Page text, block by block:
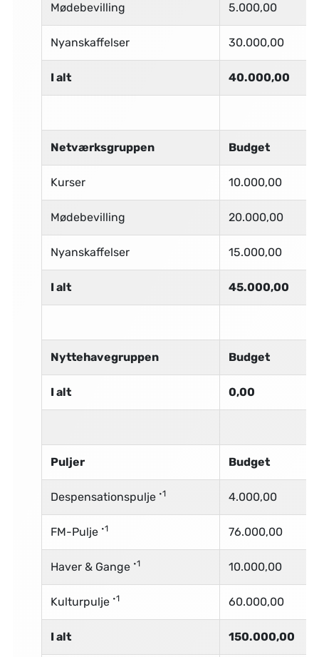
Mødebevilling 5.000,00
Nyanskaffelser 30.000,00
I alt 40.000,00
Netværksgruppen Budget
Kurser 10.000,00
Mødebevilling 20.000,00
Nyanskaffelser 15.000,00
I alt 45.000,00
Nyttehavegruppen Budget
I alt 0,00
Puljer Budget
Despensationspulje •1 4.000,00
FM-Pulje •1 76.000,00
Haver & Gange •1 10.000,00
Kulturpulje •1 60.000,00
I alt 150.000,00